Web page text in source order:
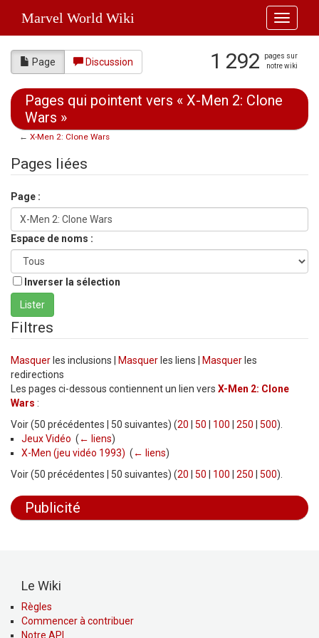
Toggle
Marvel World Wiki
Page Discussion 1 292
pages sur
notre wiki
Pages qui pointent vers « X-Men 2: Clone
Wars »
← X-Men 2: Clone Wars
Pages liées
Page :
Espace de noms :
Inverser la sélection
Filtres
Masquer les inclusions | Masquer les liens | Masquer les
redirections
Les pages ci-dessous contiennent un lien vers X-Men 2: Clone
Wars :
Voir (50 précédentes | 50 suivantes) (20 50 100 250 500).
Jeux Vidéo ( ← liens)
X-Men (jeu vidéo 1993) ( ← liens)
Voir (50 précédentes | 50 suivantes) (20 50 100 250 500).
Publicité
Le Wiki
Règles
Commencer à contribuer
Notre API